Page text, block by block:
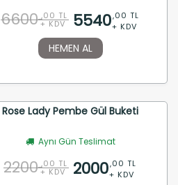
6600 ,00 TL
+ KDV 5540,00 TL
+ KDV
HEMEN AL
Rose Lady Pembe Gül Buketi
Aynı Gün Teslimat
2200 ,00 TL
+ KDV 2000,00 TL
+ KDV